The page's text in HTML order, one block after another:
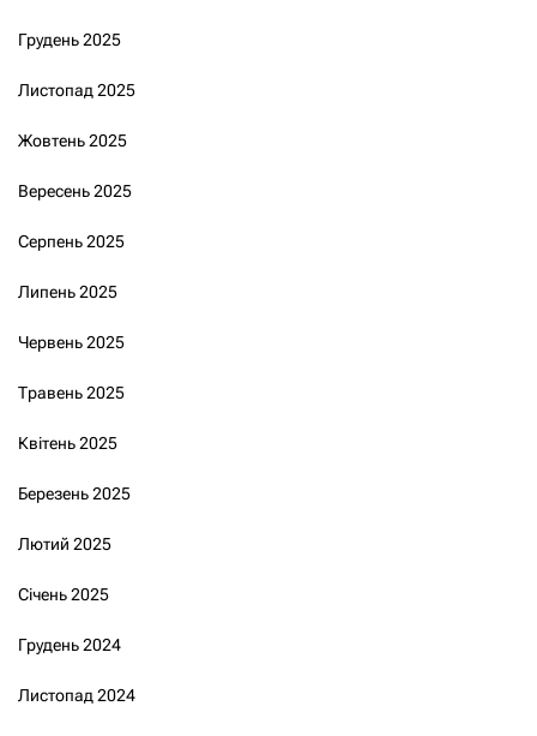
Грудень 2025
Листопад 2025
Жовтень 2025
Вересень 2025
Серпень 2025
Липень 2025
Червень 2025
Травень 2025
Квітень 2025
Березень 2025
Лютий 2025
Січень 2025
Грудень 2024
Листопад 2024